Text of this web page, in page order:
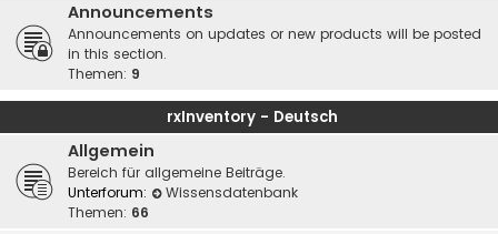
Announcements
Announcements on updates or new products will be posted
in this section.
Themen: 9
rxInventory - Deutsch
Allgemein
Bereich für allgemeine Beiträge.
Unterforum:
Wissensdatenbank
Themen: 66